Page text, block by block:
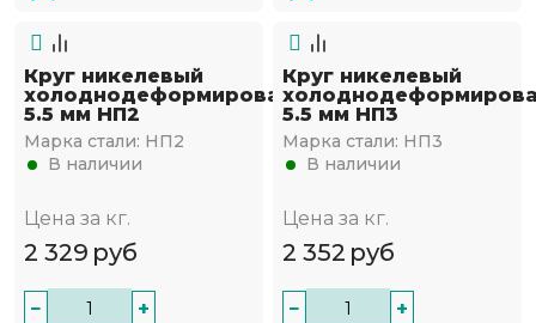
Круг никелевый
холоднодеформированный
5.5 мм НП2
Марка стали: НП2
В наличии
Цена за кг.
2 329 руб
− +
Круг никелевый
5.5 мм НП3
Марка стали: НП3
В наличии
Цена за кг.
2 352 руб
− +